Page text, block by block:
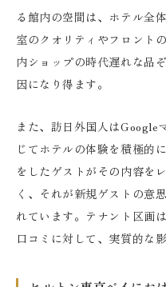
る館内の空間は、ホテル全
室のクオリティやフロント
内ショップの時代遅れな品
因になり得ます。
また、訪日外国人は
じてホテルの体験を積極的
をしたゲストがその内容を
く、それが新規ゲストの意
れています。テナント区画
口コミに対して、実質的な